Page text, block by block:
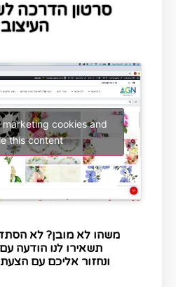
סרטון הדרכה
cookies and
this content
משהו לא מובן? לא
תשאירו לנו הודעה
ונחזור אליכם עם